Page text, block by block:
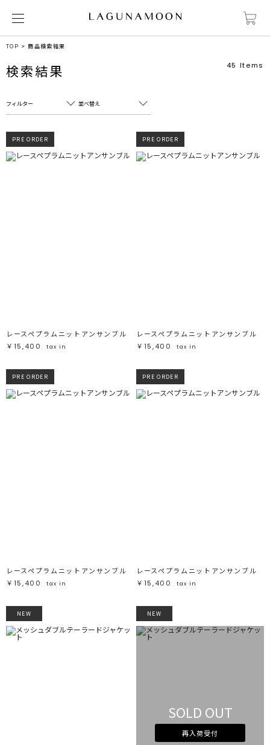
TOP 商品検索結果
検索結果 45 Items
フィルター
フリーワード
レッド レッド
ピンク ピンク
ミックス ミックス
この条件で絞り込む
並べ替え
売れ筋順
新着順
PRE ORDER
レースペプラムニットアンサンブル
￥15,400
tax in
PRE ORDER
レースペプラムニットアンサンブル
￥15,400
tax in
PRE ORDER
レースペプラムニットアンサンブル
￥15,400
tax in
PRE ORDER
レースペプラムニットアンサンブル
￥15,400
tax in
NEW NEW
SOLD OUT
再入荷受付